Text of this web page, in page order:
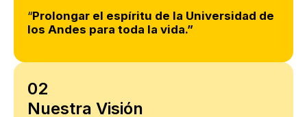
“Prolongar el espíritu de la Universidad de
los Andes para toda la vida.”
02
Nuestra Visión